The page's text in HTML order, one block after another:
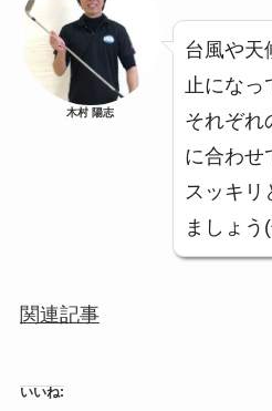
木村 陽志
台風や天
止になっ
それぞれ
に合わせ
スッキリ
ましょう
関連記事
いいね: